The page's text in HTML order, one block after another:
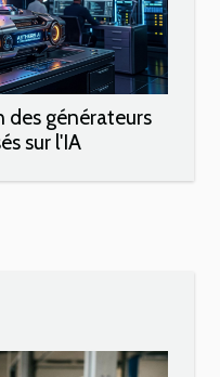
générateurs
sur l'IA